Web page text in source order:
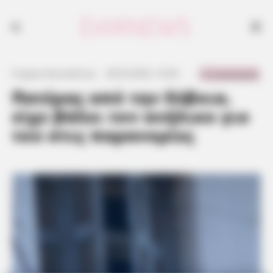
Πατέρας από την Εύβοια,
είχε βάλει τον ανήλικο γιο
του στις παρανομίες